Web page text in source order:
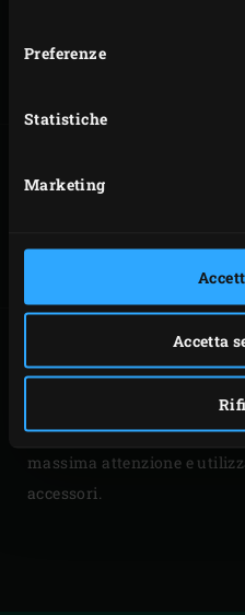
Preferenze
Statistiche
Marketing
Accetta
MODELLO LARGE
Big Green Egg ha fatto il
sicurezza dell’apparecchio
responsabilità dell’utente
persone e dell’ambiente
massima attenzione e
accessori.